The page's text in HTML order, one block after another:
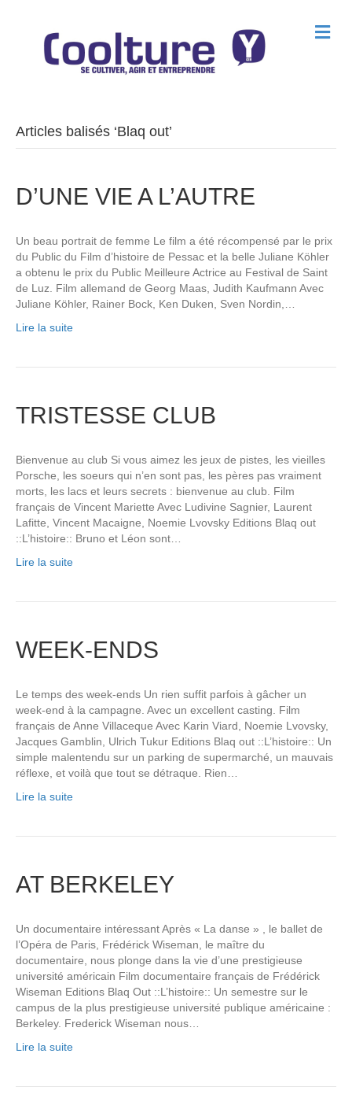
M
e
Articles balisés ‘Blaq out’
D’UNE VIE A L’AUTRE
Un beau portrait de femme Le film a été récompensé par le prix
du Public du Film d’histoire de Pessac et la belle Juliane Köhler
a obtenu le prix du Public Meilleure Actrice au Festival de Saint
de Luz. Film allemand de Georg Maas, Judith Kaufmann Avec
Juliane Köhler, Rainer Bock, Ken Duken, Sven Nordin,…
Lire la suite
TRISTESSE CLUB
Bienvenue au club Si vous aimez les jeux de pistes, les vieilles
Porsche, les soeurs qui n’en sont pas, les pères pas vraiment
morts, les lacs et leurs secrets : bienvenue au club. Film
français de Vincent Mariette Avec Ludivine Sagnier, Laurent
Lafitte, Vincent Macaigne, Noemie Lvovsky Editions Blaq out
::L’histoire:: Bruno et Léon sont…
Lire la suite
WEEK-ENDS
Le temps des week-ends Un rien suffit parfois à gâcher un
week-end à la campagne. Avec un excellent casting. Film
français de Anne Villaceque Avec Karin Viard, Noemie Lvovsky,
Jacques Gamblin, Ulrich Tukur Editions Blaq out ::L’histoire:: Un
simple malentendu sur un parking de supermarché, un mauvais
réflexe, et voilà que tout se détraque. Rien…
Lire la suite
AT BERKELEY
Un documentaire intéressant Après « La danse » , le ballet de
l’Opéra de Paris, Frédérick Wiseman, le maître du
documentaire, nous plonge dans la vie d’une prestigieuse
université américain Film documentaire français de Frédérick
Wiseman Editions Blaq Out ::L’histoire:: Un semestre sur le
campus de la plus prestigieuse université publique américaine :
Berkeley. Frederick Wiseman nous…
Lire la suite